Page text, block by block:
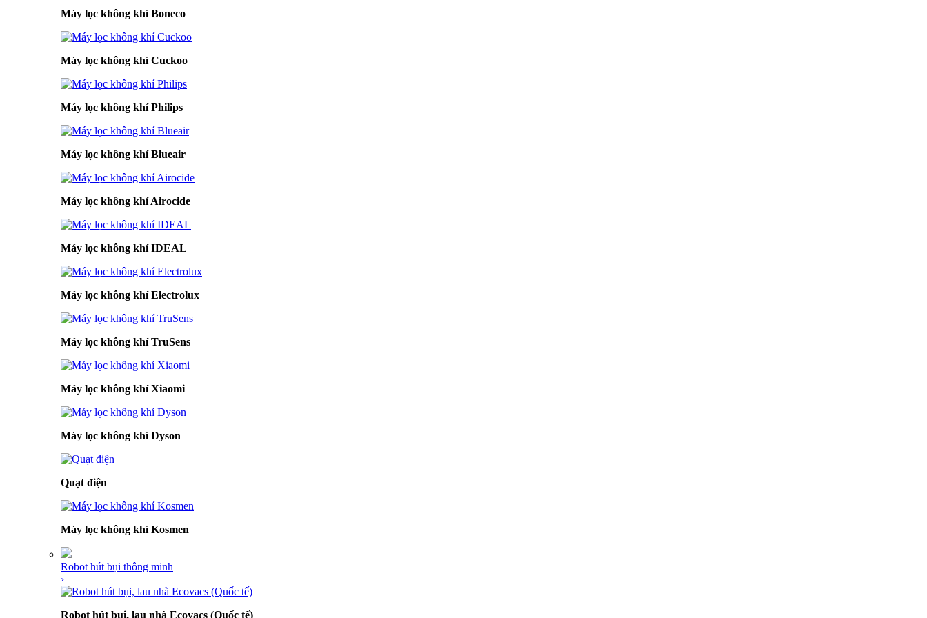
Máy lọc không khí Boneco
Máy lọc không khí Cuckoo
Máy lọc không khí Philips
Máy lọc không khí Blueair
Máy lọc không khí Airocide
Máy lọc không khí IDEAL
Máy lọc không khí Electrolux
Máy lọc không khí TruSens
Máy lọc không khí Xiaomi
Máy lọc không khí Dyson
Quạt điện
Máy lọc không khí Kosmen
Robot hút bụi thông minh
›
Robot hút bụi, lau nhà Ecovacs (Quốc tế)